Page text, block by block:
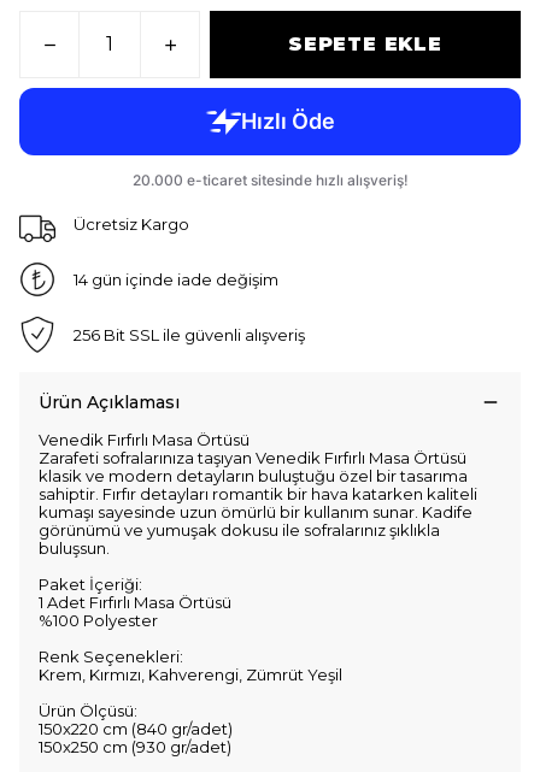
SEPETE EKLE
Ücretsiz Kargo
14 gün içinde iade değişim
256 Bit SSL ile güvenli alışveriş
Ürün Açıklaması
Venedik Fırfırlı Masa Örtüsü
Zarafeti sofralarınıza taşıyan Venedik Fırfırlı Masa Örtüsü
klasik ve modern detayların buluştuğu özel bir tasarıma
sahiptir. Fırfır detayları romantik bir hava katarken kaliteli
kumaşı sayesinde uzun ömürlü bir kullanım sunar. Kadife
görünümü ve yumuşak dokusu ile sofralarınız şıklıkla
buluşsun.
Paket İçeriği:
1 Adet Fırfırlı Masa Örtüsü
%100 Polyester
Renk Seçenekleri:
Krem, Kırmızı, Kahverengi, Zümrüt Yeşil
Ürün Ölçüsü:
150x220 cm (840 gr/adet)
150x250 cm (930 gr/adet)